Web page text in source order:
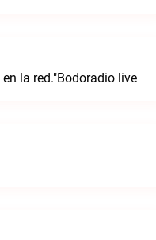
la red."Bodoradio live